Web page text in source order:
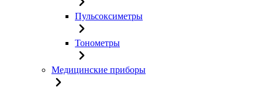
Пульсоксиметры
Тонометры
Медицинские приборы